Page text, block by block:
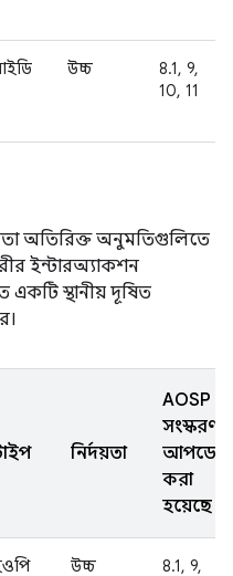
উচ্চ
8.1, 9,
10, 11
অতিরিক্ত অনুমতিগুলিতে
ইন্টারঅ্যাকশন
একটি স্থানীয় দূষিত
নির্দয়তা
AOSP
সংস্করণ
আপডেট
করা
হয়েছে
উচ্চ
8.1, 9,